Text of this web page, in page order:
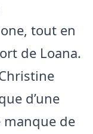
tout en
de Loana.
d’une
manque de